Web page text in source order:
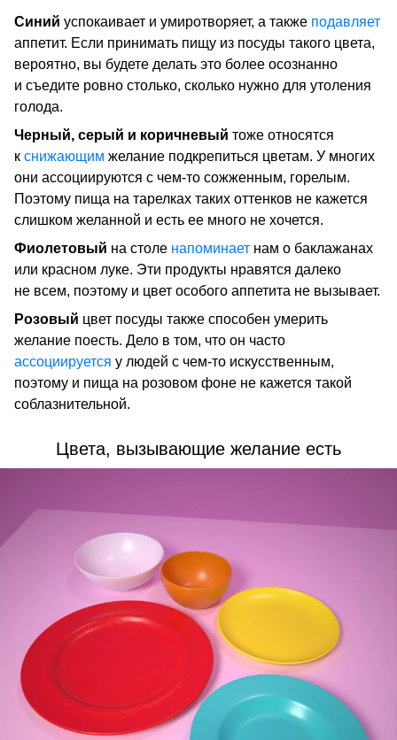
Синий успокаивает и умиротворяет, а также подавляет
аппетит. Если принимать пищу из посуды такого цвета,
вероятно, вы будете делать это более осознанно
и съедите ровно столько, сколько нужно для утоления
голода.
Черный, серый и коричневый тоже относятся
к снижающим желание подкрепиться цветам. У многих
они ассоциируются с чем-то сожженным, горелым.
Поэтому пища на тарелках таких оттенков не кажется
слишком желанной и есть ее много не хочется.
Фиолетовый на столе напоминает нам о баклажанах
или красном луке. Эти продукты нравятся далеко
не всем, поэтому и цвет особого аппетита не вызывает.
Розовый цвет посуды также способен умерить
желание поесть. Дело в том, что он часто
ассоциируется у людей с чем-то искусственным,
поэтому и пища на розовом фоне не кажется такой
соблазнительной.
Цвета, вызывающие желание есть